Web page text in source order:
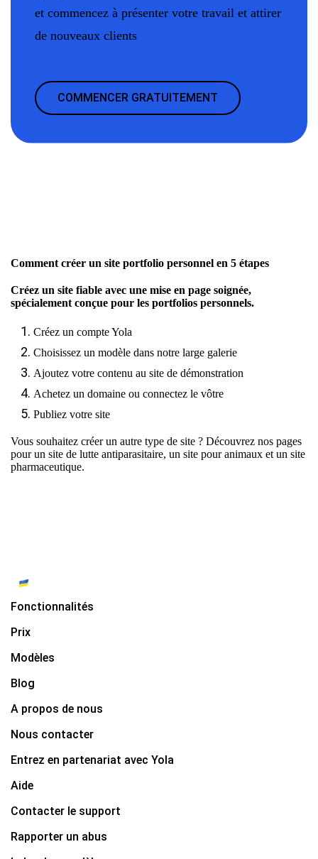
et commencez à présenter votre travail et attirer
de nouveaux clients
COMMENCER GRATUITEMENT
Comment créer un site portfolio personnel en 5 étapes
Créez un site fiable avec une mise en page soignée,
spécialement conçue pour les portfolios personnels.
Créez un compte Yola
Choisissez un modèle dans notre large galerie
Ajoutez votre contenu au site de démonstration
Achetez un domaine ou connectez le vôtre
Publiez votre site
Vous souhaitez créer un autre type de site ? Découvrez nos pages
pourun site de lutte antiparasitaire, un site pour animaux et un site
pharmaceutique.
Fonctionnalités
Prix
Modèles
Blog
A propos de nous
Nous contacter
Entrez en partenariat avec Yola
Aide
Contacter le support
Rapporter un abus